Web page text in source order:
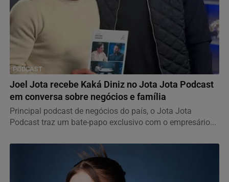
PODCAST
Joel Jota recebe Kaká Diniz no Jota Jota Podcast
em conversa sobre negócios e família
Principal podcast de negócios do país, o Jota Jota
Podcast traz um bate-papo exclusivo com o empresário...